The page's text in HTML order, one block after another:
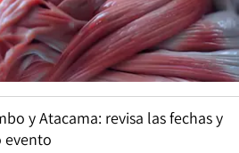
y Atacama: revisa las fechas y
evento